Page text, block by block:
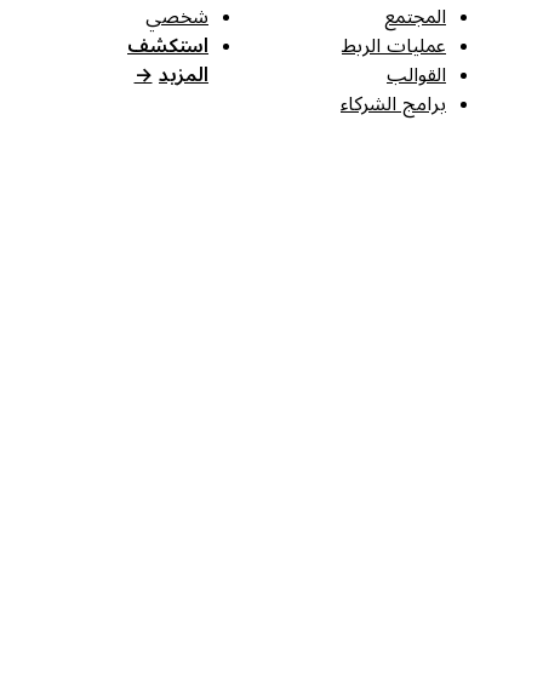
المجتمع
عمليات الربط
القوالب
برامج الشركاء
شخصي
استكشف
المزيد →